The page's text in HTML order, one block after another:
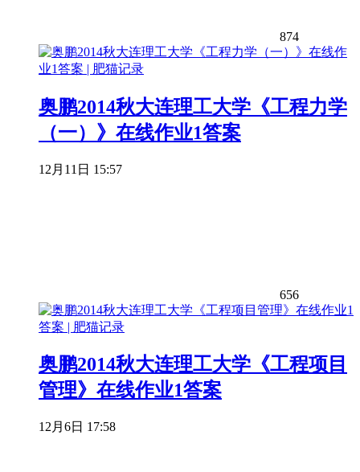
874
奥鹏2014秋大连理工大学《工程力学
（一）》在线作业1答案
12月11日 15:57
656
奥鹏2014秋大连理工大学《工程项目
管理》在线作业1答案
12月6日 17:58